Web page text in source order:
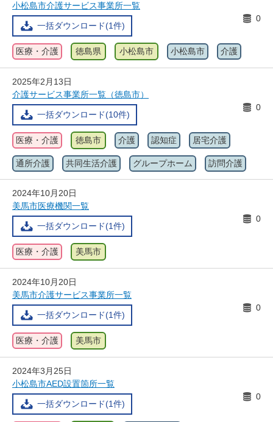
小松島市介護サービス事業所一覧
一括ダウンロード(1件)
0
医療・介護 徳島県 小松島市 小松島市 介護
2025年2月13日
介護サービス事業所一覧（徳島市）
一括ダウンロード(10件)
0
医療・介護 徳島市 介護 認知症 居宅介護
通所介護 共同生活介護 グループホーム 訪問介護
2024年10月20日
美馬市医療機関一覧
一括ダウンロード(1件)
0
医療・介護 美馬市
2024年10月20日
美馬市介護サービス事業所一覧
一括ダウンロード(1件)
0
医療・介護 美馬市
2024年3月25日
小松島市AED設置箇所一覧
一括ダウンロード(1件)
0